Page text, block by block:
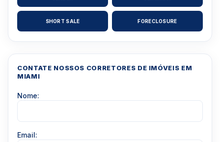
SHORT SALE FORECLOSURE
CONTATE NOSSOS CORRETORES DE IMÓVEIS EM
MIAMI
Nome:
Email: